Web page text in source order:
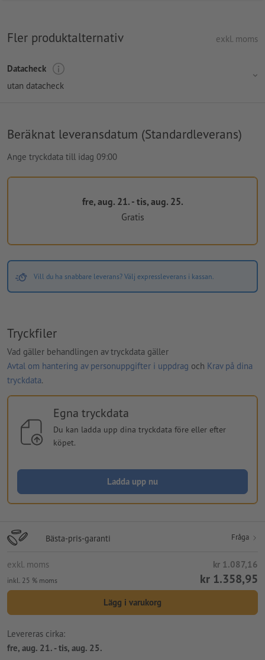
Fler produktalternativ exkl. moms
Datacheck
utan datacheck
Beräknat leveransdatum (Standardleverans)
Ange tryckdata till idag 09:00
fre, aug. 21. - tis, aug. 25.
Gratis
Vill du ha snabbare leverans? Välj expressleverans i kassan.
Tryckfiler
Vad gäller behandlingen av tryckdata gäller
Avtal om hantering av personuppgifter i uppdrag och Krav på dina
tryckdata.
Egna tryckdata
Du kan ladda upp dina tryckdata före eller efter
köpet.
Ladda upp nu
Bästa-pris-garanti Fråga
exkl. moms kr 1.087,16
inkl. 25 % moms kr 1.358,95
Lägg i varukorg
Levereras cirka:
fre, aug. 21. - tis, aug. 25.